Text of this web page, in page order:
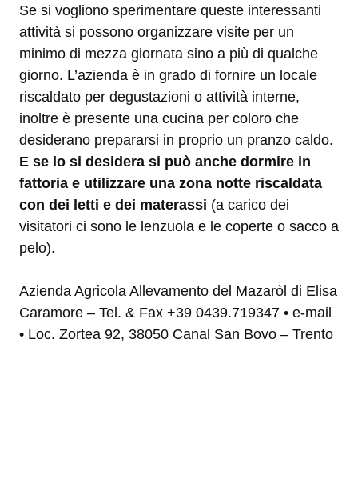
Se si vogliono sperimentare queste interessanti
attività si possono organizzare visite per un
minimo di mezza giornata sino a più di qualche
giorno. L’azienda è in grado di fornire un locale
riscaldato per degustazioni o attività interne,
inoltre è presente una cucina per coloro che
desiderano prepararsi in proprio un pranzo caldo.
E se lo si desidera si può anche dormire in
fattoria e utilizzare una zona notte riscaldata
con dei letti e dei materassi (a carico dei
visitatori ci sono le lenzuola e le coperte o sacco a
pelo).
Azienda Agricola Allevamento del Mazaròl di Elisa
Caramore – Tel. & Fax +39 0439.719347 • e-mail
• Loc. Zortea 92, 38050 Canal San Bovo – Trento